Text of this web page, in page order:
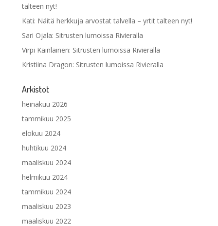
talteen nyt!
Kati: Näitä herkkuja arvostat talvella – yrtit talteen nyt!
Sari Ojala: Sitrusten lumoissa Rivieralla
Virpi Kainlainen: Sitrusten lumoissa Rivieralla
Kristiina Dragon: Sitrusten lumoissa Rivieralla
Arkistot
heinäkuu 2026
tammikuu 2025
elokuu 2024
huhtikuu 2024
maaliskuu 2024
helmikuu 2024
tammikuu 2024
maaliskuu 2023
maaliskuu 2022